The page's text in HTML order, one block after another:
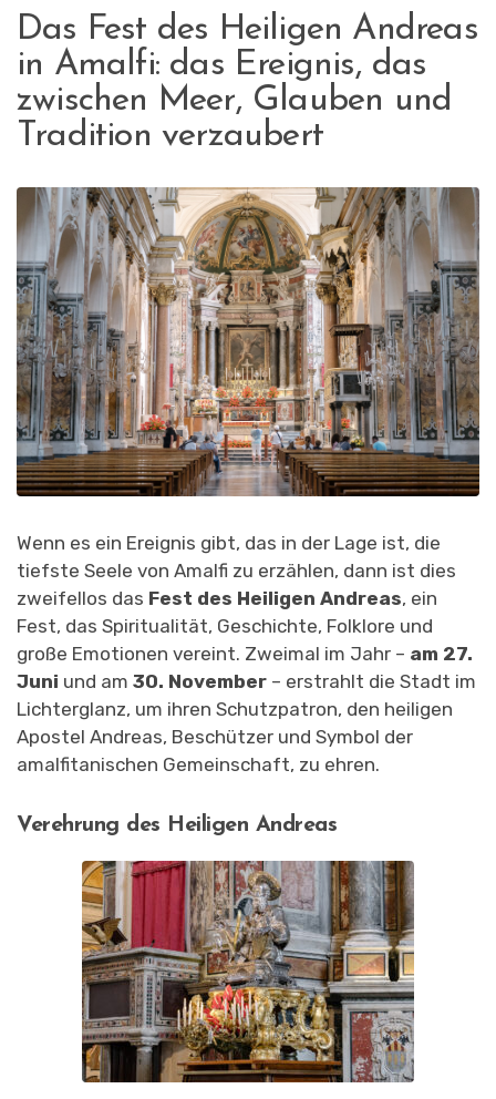
FEST
DES
HEILIGEN
ANDREAS
IN
AMALFI:
DAS
DAS
ZWISCHEN
MEER,
GLAUBEN
UND
TRADITION
VERZAUBERT
Das Fest des Heiligen Andreas
in Amalfi: das Ereignis, das
zwischen Meer, Glauben und
Tradition verzaubert
Wenn es ein Ereignis gibt, das in der Lage ist, die
tiefste Seele von Amalfi zu erzählen, dann ist dies
zweifellos das Fest des Heiligen Andreas, ein
Fest, das Spiritualität, Geschichte, Folklore und
große Emotionen vereint. Zweimal im Jahr – am 27.
Juni und am 30. November – erstrahlt die Stadt im
Lichterglanz, um ihren Schutzpatron, den heiligen
Apostel Andreas, Beschützer und Symbol der
amalfitanischen Gemeinschaft, zu ehren.
Verehrung des Heiligen Andreas